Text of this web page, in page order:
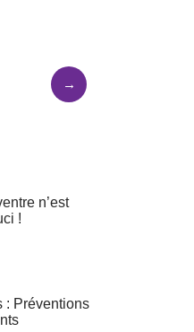
n’est
!
: Préventions